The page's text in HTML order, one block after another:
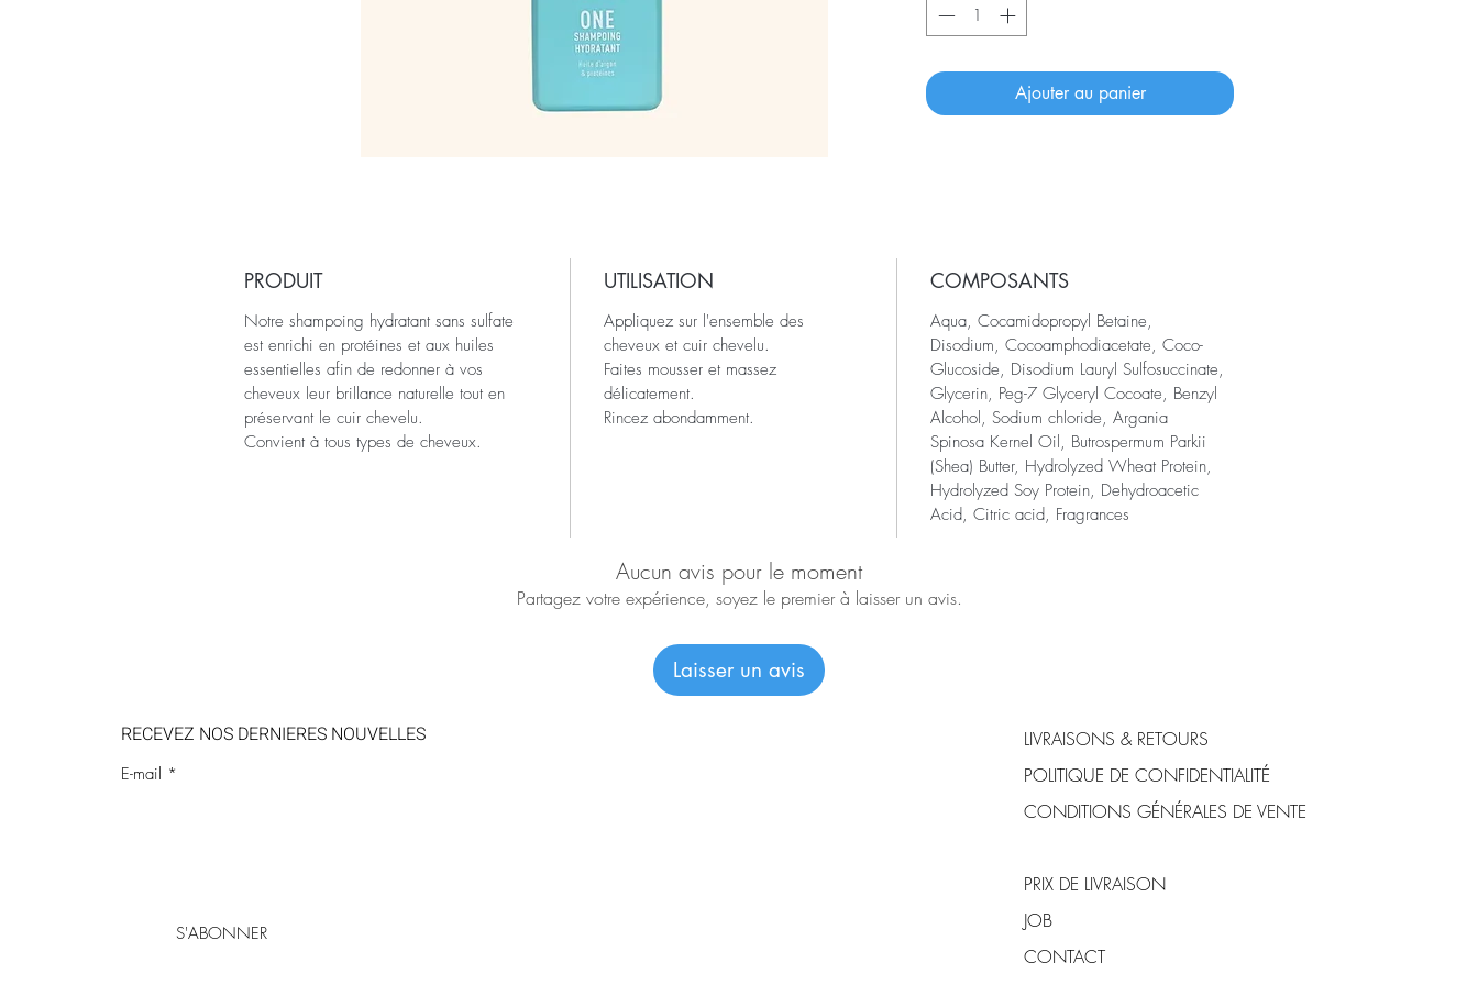
Ajouter au panier
PRODUIT
Notre shampoing hydratant sans sulfate
est enrichi en protéines et aux huiles
essentielles afin de redonner à vos
cheveux leur brillance naturelle tout en
préservant le cuir chevelu.
Convient à tous types de cheveux.
UTILISATION
Appliquez sur l'ensemble des
cheveux et cuir chevelu.
Faites mousser et massez
délicatement.
Rincez abondamment.
COMPOSANTS
Aqua, Cocamidopropyl Betaine,
Disodium, Cocoamphodiacetate, Coco-
Glucoside, Disodium Lauryl Sulfosuccinate,
Glycerin, Peg-7 Glyceryl Cocoate, Benzyl
Alcohol, Sodium chloride, Argania
Spinosa Kernel Oil, Butrospermum Parkii
(Shea) Butter, Hydrolyzed Wheat Protein,
Hydrolyzed Soy Protein, Dehydroacetic
Acid, Citric acid, Fragrances
Aucun avis pour le moment
Partagez votre expérience, soyez le premier à laisser un avis.
Laisser un avis
RECEVEZ NOS DERNIERES NOUVELLES
E-mail
S'ABONNER
LIVRAISONS & RETOURS
POLITIQUE DE CONFIDENTIALITÉ
CONDITIONS GÉNÉRALES DE VENTE
PRIX DE LIVRAISON
JOB
CONTACT